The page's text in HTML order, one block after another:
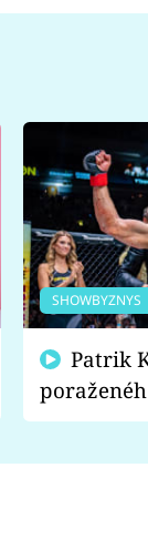
SHOWBYZNYS
fanoušci